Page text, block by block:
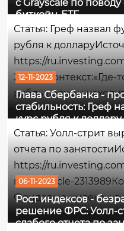
sec-said-to-open-
бумагам и биржам
переговоры с
с Grayscale по
биткойн-ETF
Статья: Греф назвал
рубля к
https://
рубль должен
нас нет ожиданий,
прогнозируем до
ситуацию», —...
12-11-2023
Глава Сбербанка -
стабильность: Греф
курс рубля к доллару
Статья: Уолл-стрит
отчета по
https://
news/article-
Фондовые индексы
того, как более
06-11-2023
Рост индексов -
решение ФРС: Уолл-
слабого отчета по